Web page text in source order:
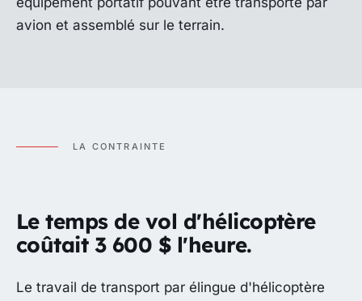
avion et assemblé sur le terrain.
LA CONTRAINTE
Le temps de vol d'hélicoptère
coûtait 3 600 $ l'heure.
Le travail de transport par élingue d'hélicoptère